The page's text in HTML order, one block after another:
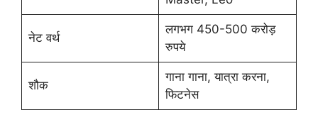
नेट वर्थ
लगभग 450-500 करोड़
रुपये
शौक
गाना गाना, यात्रा करना,
फिटनेस